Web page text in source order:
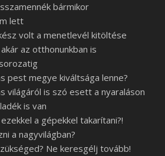
bármikor
lett
volt a menetlevél kitöltése
az otthonunkban is
pest megye kiváltsága lenne?
világáról is szó esett a nyaraláson
is van
a gépekkel takarítani?!
a nagyvilágban?
Ne keresgélj tovább!